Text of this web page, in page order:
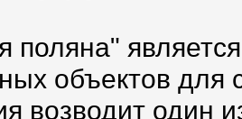
поляна"
объектов
возводит один